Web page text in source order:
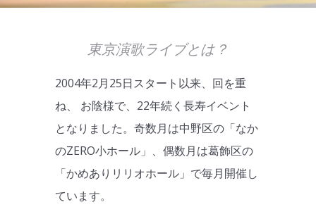
東京演歌ライブとは？
2004年2月25日スタート以来、回を重
ね、 お陰様で、22年続く長寿イベント
となりました。奇数月は中野区の「なか
のZERO小ホール」、偶数月は葛飾区の
「かめありリリオホール」で毎月開催し
ています。